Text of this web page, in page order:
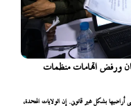
ورفض اتهامات منظمات
بشكل غير قانوني. إن الولايات المتحدة،